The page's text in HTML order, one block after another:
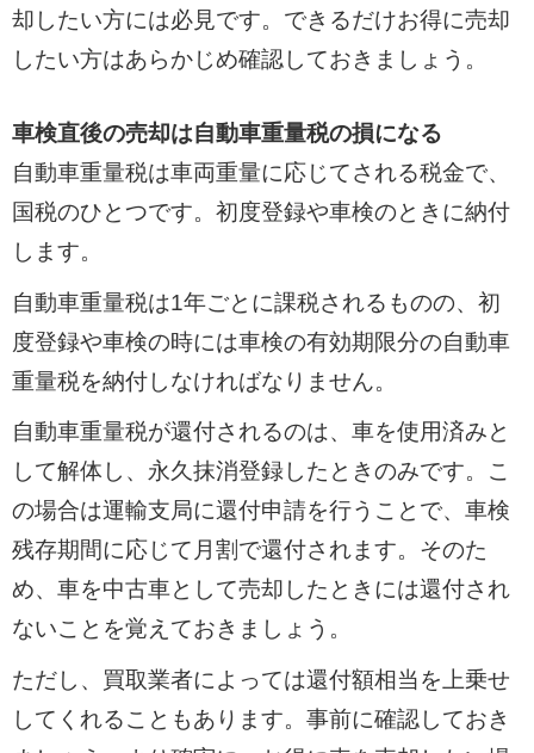
却したい方には必見です。できるだけお得に売却
したい方はあらかじめ確認しておきましょう。
車検直後の売却は自動車重量税の損になる
自動車重量税は車両重量に応じてされる税金で、
国税のひとつです。初度登録や車検のときに納付
します。
自動車重量税は1年ごとに課税されるものの、初
度登録や車検の時には車検の有効期限分の自動車
重量税を納付しなければなりません。
自動車重量税が還付されるのは、車を使用済みと
して解体し、永久抹消登録したときのみです。こ
の場合は運輸支局に還付申請を行うことで、車検
残存期間に応じて月割で還付されます。そのた
め、車を中古車として売却したときには還付され
ないことを覚えておきましょう。
ただし、買取業者によっては還付額相当を上乗せ
してくれることもあります。事前に確認しておき